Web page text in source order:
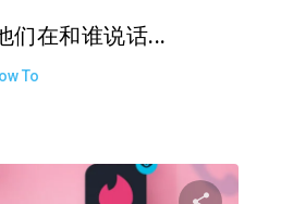
们在和谁说话...
To